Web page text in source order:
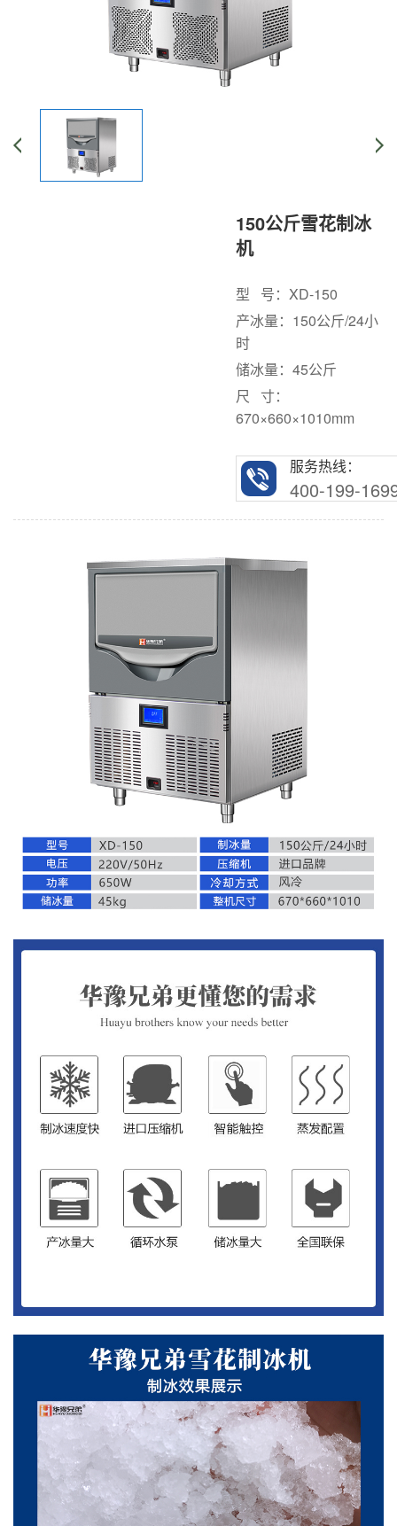
150公斤雪花制冰
机
型 号：XD-150
产冰量：150公斤/24小
时
储冰量：45公斤
尺 寸：
670×660×1010mm
服务热线：
400-199-